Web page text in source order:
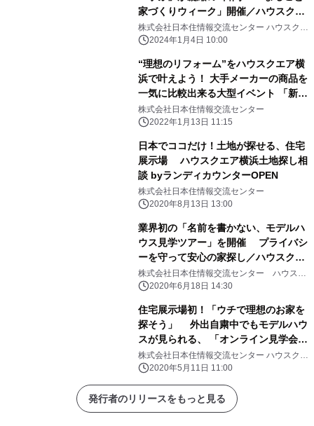
家づくりウィーク」開催／ハウスクエ
ア横浜 インテリアトークショーや落
語寄席が入場無料
株式会社日本住情報交流センター ハウスクエ
ア横浜
2024年1月4日 10:00
“理想のリフォーム”をハウスクエア横
浜で叶えよう！ 大手メーカーの商品を
一気に比較出来る大型イベント 「新春
リフォームまつり」1/29(土)、
1/30(日)開催
株式会社日本住情報交流センター
2022年1月13日 11:15
日本でココだけ！土地が探せる、住宅
展示場 ハウスクエア横浜土地探し相
談 byランディカウンターOPEN
株式会社日本住情報交流センター
2020年8月13日 13:00
業界初の「名前を書かない、モデルハ
ウス見学ツアー」を開催 プライバシ
ーを守って安心の家探し／ハウスクエ
ア横浜
株式会社日本住情報交流センター ハウスク
エア横浜
2020年6月18日 14:30
住宅展示場初！「ウチで理想のお家を
探そう」 外出自粛中でもモデルハウ
スが見られる、 「オンライン見学会・
相談会」を開催
株式会社日本住情報交流センター ハウスクエ
ア横浜
2020年5月11日 11:00
発行者のリリースをもっと見る